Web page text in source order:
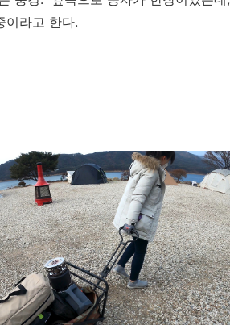
이라고 한다.